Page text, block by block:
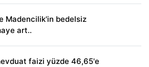
Madencilik'in bedelsiz
art..
faizi yüzde 46,65'e